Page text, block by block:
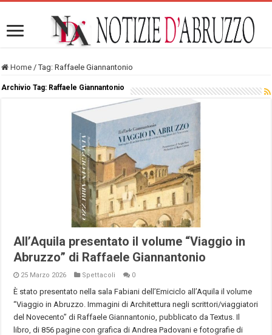
Home / Tag:Raffaele Giannantonio
Archivio Tag: Raffaele Giannantonio
All’Aquila presentato il volume “Viaggio in
Abruzzo” di Raffaele Giannantonio
25 Marzo 2026 Spettacoli 0
È stato presentato nella sala Fabiani dell’Emiciclo all’Aquila il volume
“Viaggio in Abruzzo. Immagini di Architettura negli scrittori/viaggiatori
del Novecento” di Raffaele Giannantonio, pubblicato da Textus. Il
libro, di 856 pagine con grafica di Andrea Padovani e fotografie di